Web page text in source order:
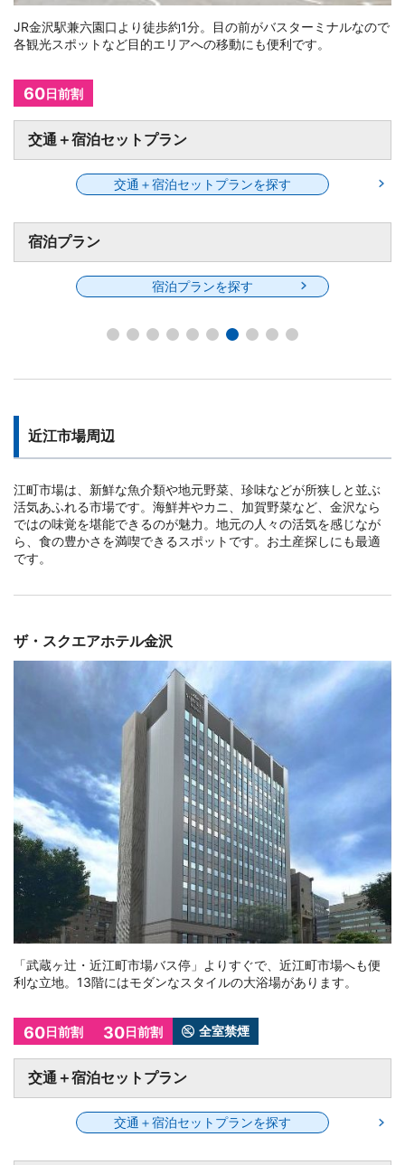
JR金沢駅兼六園口より徒歩約5分。金沢駅直結のファッションモー
ル「Rinto」内を通れば快適アクセスです。
全室禁煙
交通＋宿泊セットプラン
交通＋宿泊セットプランを探す
宿泊プラン
宿泊プランを探す
近江市場周辺
江町市場は、新鮮な魚介類や地元野菜、珍味などが所狭しと並ぶ
活気あふれる市場です。海鮮丼やカニ、加賀野菜など、金沢なら
ではの味覚を堪能できるのが魅力。地元の人々の活気を感じなが
ら、食の豊かさを満喫できるスポットです。お土産探しにも最適
です。
三井ガーデンホテル金沢
「南町・尾山神社停留所」下車後、徒歩約2分。最上階にパノラミ
ックな眺めが広がる展望大浴場がございます。宿泊の方はご利用
60日前割 全室禁煙
交通＋宿泊セットプラン
交通＋宿泊セットプランを探す